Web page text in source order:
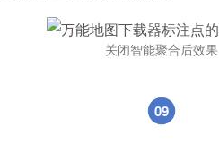
关闭智能聚合后效果
09